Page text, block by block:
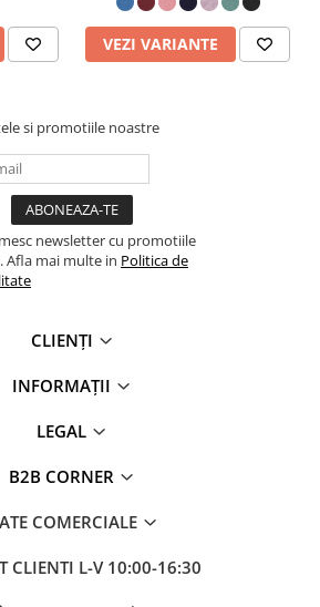
și durabil
sezon
VEZI VARIANTE
si promotiile noastre
newsletter cu promotiile
Afla mai multe in Politica de
CLIENȚI
INFORMAȚII
LEGAL
B2B CORNER
COMERCIALE
CLIENTI L-V 10:00-16:30